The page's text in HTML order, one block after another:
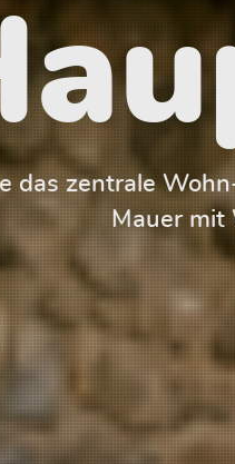
das zentrale
Mauer mit